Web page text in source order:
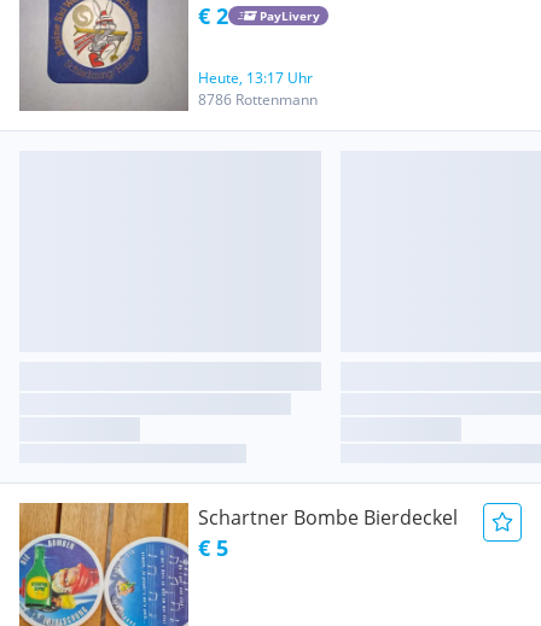
SCHLADMING/ HAUS
€ 2 PayLivery
Heute, 13:17 Uhr
8786 Rottenmann
Schartner Bombe Bierdeckel
€ 5